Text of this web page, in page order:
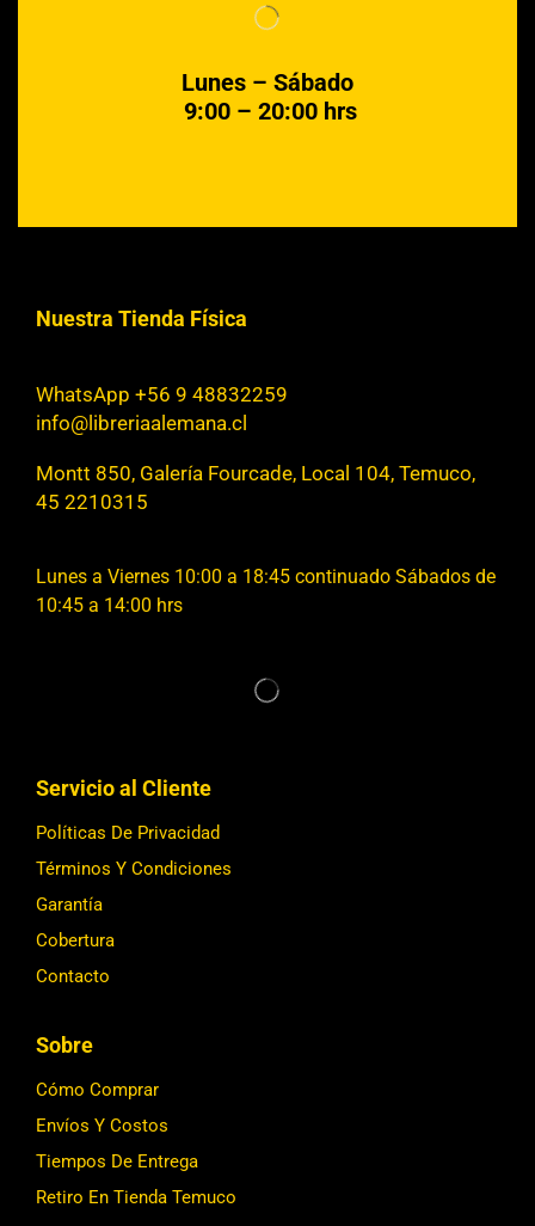
Lunes – Sábado
9:00 – 20:00 hrs
Nuestra Tienda Física
WhatsApp +56 9 48832259
info@libreriaalemana.cl
Montt 850, Galería Fourcade, Local 104, Temuco,
45 2210315
Lunes a Viernes 10:00 a 18:45 continuado Sábados de
10:45 a 14:00 hrs
Servicio al Cliente
Políticas De Privacidad
Términos Y Condiciones
Garantía
Cobertura
Contacto
Sobre
Cómo Comprar
Envíos Y Costos
Tiempos De Entrega
Retiro En Tienda Temuco